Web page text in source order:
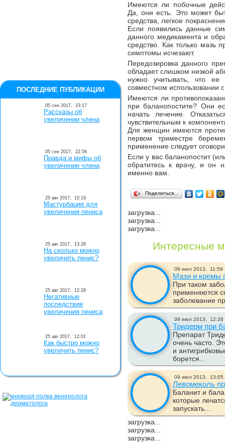
Имеются ли побочные
Да, они есть. Это может
средства, легкое
Если появились данные
данного медикамента и
средство. Как только мазь
симптомы исчезают.
Передозировка данного
обладает слишком низкой
нужно учитывать, что ее
совместном использовании
Имеются ли
при баланопостите? Они
начать лечение.
чувствительным к
Для женщин имеются
первом триместре
применение следует
Если у вас баланопостит
обратитесь к врачу, и он
именно вам.
Поделиться…
загрузка...
загрузка...
загрузка...
Интересные
09 июл 2013, 11:59
Мази и кремы
При таком
применяются
заболевание
09 июл 2013, 12:26
Тридерм при
Препарат
очень часто.
и
борется...
09 июл 2013, 13:05
Левомеколь
Баланит и
которые
запускать...
загрузка...
загрузка...
загрузка...
ПОСЛЕДНИЕ ПУБЛИКАЦИИ
05 сен 2017, 23:17
Рассказы об
увеличении члена
05 сен 2017, 22:56
Правда и мифы об
увеличении члена
25 авг 2017, 15:19
Мастурбация для
увеличения пениса
25 авг 2017, 13:28
На сколько можно
увеличить пенис?
25 авг 2017, 12:28
Негативные
последствия
увеличения пениса
25 авг 2017, 12:01
Как быстро можно
увеличить пенис?